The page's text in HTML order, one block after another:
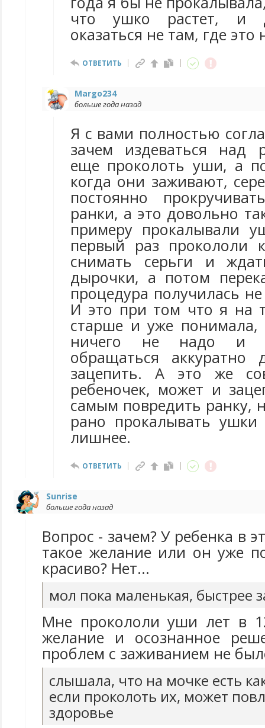
что ушко растет, и
оказаться не там, где это
ОТВЕТИТЬ
Margo234
больше года назад
Я с вами полностью
зачем издеваться над
еще проколоть уши, а
когда они заживают,
постоянно
ранки, а это довольно
примеру прокалывали
первый раз прокололи
снимать серьги и
дырочки, а потом
процедура получилась
И это при том что я на
старше и уже понимала,
ничего не надо и
обращаться
зацепить. А это же
ребеночек, может и
самым повредить ранку,
рано прокалывать
лишнее.
ОТВЕТИТЬ
Sunrise
больше года назад
Вопрос - зачем? У ребенка в
такое желание или он уже
красиво? Нет...
мол пока маленькая, быстрее
Мне прокололи уши лет в
желание и осознанное
проблем с заживанием не
слышала, что на мочке есть
если проколоть их, может
здоровье